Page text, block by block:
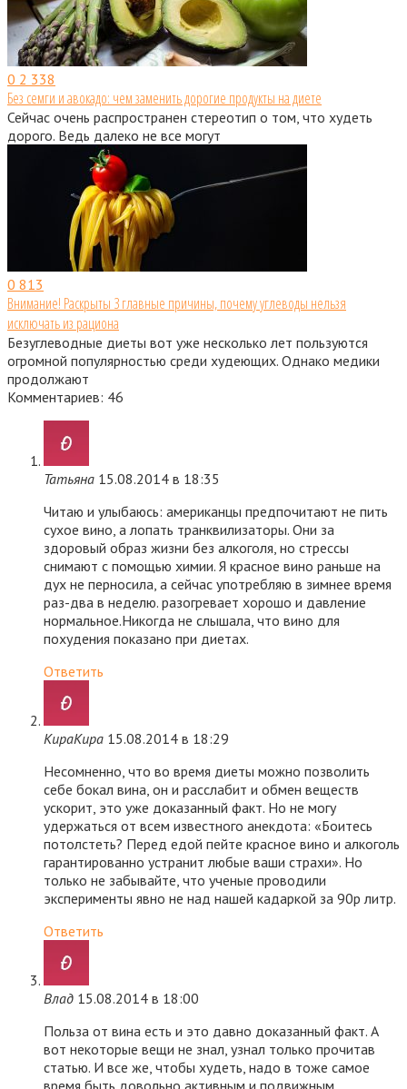
0 2 338
Без семги и авокадо: чем заменить дорогие продукты на диете
Сейчас очень распространен стереотип о том, что худеть
дорого. Ведь далеко не все могут
0 813
Внимание! Раскрыты 3 главные причины, почему углеводы нельзя
исключать из рациона
Безуглеводные диеты вот уже несколько лет пользуются
огромной популярностью среди худеющих. Однако медики
продолжают
Комментариев: 46
Татьяна 15.08.2014 в 18:35
Читаю и улыбаюсь: американцы предпочитают не пить
сухое вино, а лопать транквилизаторы. Они за
здоровый образ жизни без алкоголя, но стрессы
снимают с помощью химии. Я красное вино раньше на
дух не перносила, а сейчас употребляю в зимнее время
раз-два в неделю. разогревает хорошо и давление
нормальное.Никогда не слышала, что вино для
похудения показано при диетах.
Ответить
КираКира 15.08.2014 в 18:29
Несомненно, что во время диеты можно позволить
себе бокал вина, он и расслабит и обмен веществ
ускорит, это уже доказанный факт. Но не могу
удержаться от всем известного анекдота: «Боитесь
потолстеть? Перед едой пейте красное вино и алкоголь
гарантированно устранит любые ваши страхи». Но
только не забывайте, что ученые проводили
эксперименты явно не над нашей кадаркой за 90р литр.
Ответить
Влад 15.08.2014 в 18:00
Польза от вина есть и это давно доказанный факт. А
вот некоторые вещи не знал, узнал только прочитав
статью. И все же, чтобы худеть, надо в тоже самое
время быть довольно активным и подвижным,